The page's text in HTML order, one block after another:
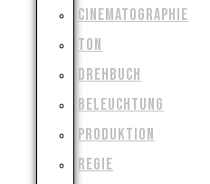
CINEMATOGRAPHIE
TON
DREHBUCH
BELEUCHTUNG
PRODUKTION
REGIE